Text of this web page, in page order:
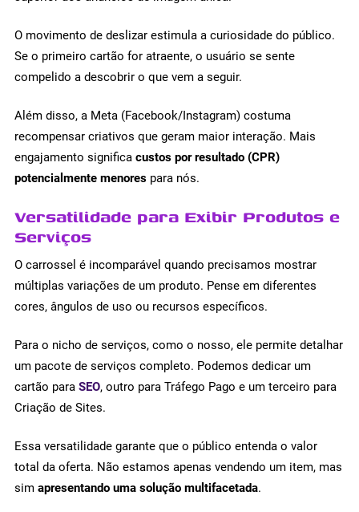
O movimento de deslizar estimula a curiosidade do público.
Se o primeiro cartão for atraente, o usuário se sente
compelido a descobrir o que vem a seguir.
Além disso, a Meta (Facebook/Instagram) costuma
recompensar criativos que geram maior interação. Mais
engajamento significa custos por resultado (CPR)
potencialmente menores para nós.
Versatilidade para Exibir Produtos e
Serviços
O carrossel é incomparável quando precisamos mostrar
múltiplas variações de um produto. Pense em diferentes
cores, ângulos de uso ou recursos específicos.
Para o nicho de serviços, como o nosso, ele permite detalhar
um pacote de serviços completo. Podemos dedicar um
cartão para SEO, outro para Tráfego Pago e um terceiro para
Criação de Sites.
Essa versatilidade garante que o público entenda o valor
total da oferta. Não estamos apenas vendendo um item, mas
sim apresentando uma solução multifacetada.